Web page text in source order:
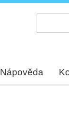
Nápověda